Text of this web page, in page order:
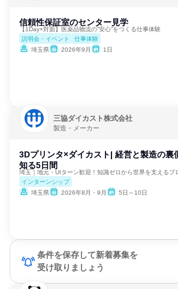
信頼性保証室のセンター見学
【1Day×対面】医薬品物流の”安心”をつくる仕事体験
説明会・イベント
仕事体験
埼玉県
2026年9月 1日
三協ダイカスト株式会社
製造・メーカー
3Dプリンタ×ダイカスト| 経営と製造の裏
知る5日間
埼玉｜地元・UIターン歓迎！知識ゼロから世界を支えるプ
インターンシップ
埼玉県
2026年8月・9月 5日～10日
条件を保存して新着募集を
受け取りましょう